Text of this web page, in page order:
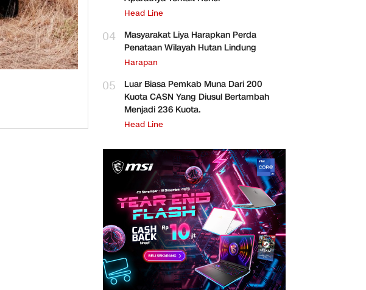
Head Line
04
Masyarakat Liya Harapkan Perda
Penataan Wilayah Hutan Lindung
Harapan
05
Luar Biasa Pemkab Muna Dari 200
Kuota CASN Yang Diusul Bertambah
Menjadi 236 Kuota.
Head Line